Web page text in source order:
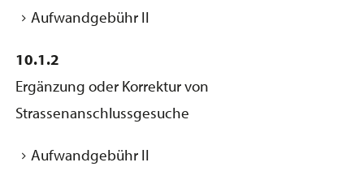
Aufwandgebühr II
10.1.2
Ergänzung oder Korrektur von
Strassenanschlussgesuche
Aufwandgebühr II